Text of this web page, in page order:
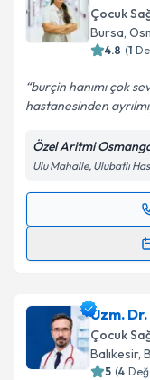
Çocuk
Bursa,
4.8 (1
burçin hanımı çok
hastanesinden
Özel Aritmi
Ulu Mahalle, Ulubatlı
Randevu
takvim
E-posta
Uzm.
Çocuk
Balıkesir,
5 (4